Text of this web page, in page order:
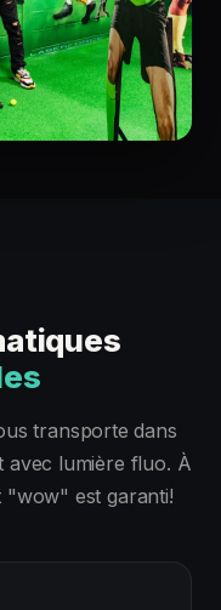
transporte dans
avec lumière fluo. À
"wow" est garanti!